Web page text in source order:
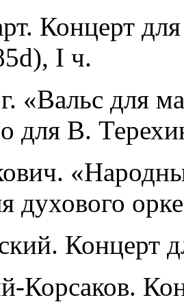
Концерт
I ч.
«Вальс для
для В.
духового
Концерт
Корсаков.